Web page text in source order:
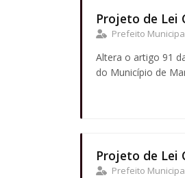
Projeto de Lei
Prefeito
Altera o artigo 91
do Município de
Projeto de Lei
Prefeito